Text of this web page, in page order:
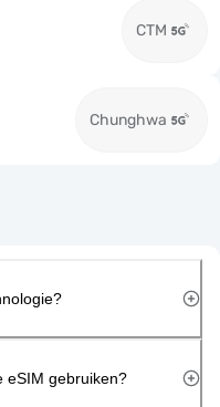
CTM
Chunghwa
eSIM gebruiken?